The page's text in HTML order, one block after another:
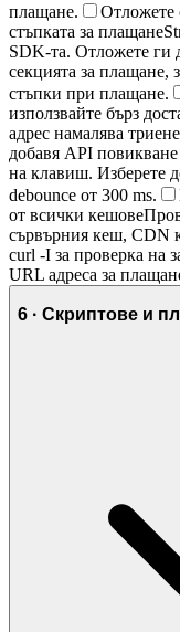
плащане.
Отложете
стъпката за плащане
SDK-та. Отложете ги
секцията за плащане,
стъпки при плащане.
използвайте бърз
адрес намалява
добавя API
на клавиш. Изберете
debounce от 300 ms.
от всички кешове
сървърния кеш, CDN
curl -I за проверка на
URL адреса за
6 · Скриптове и